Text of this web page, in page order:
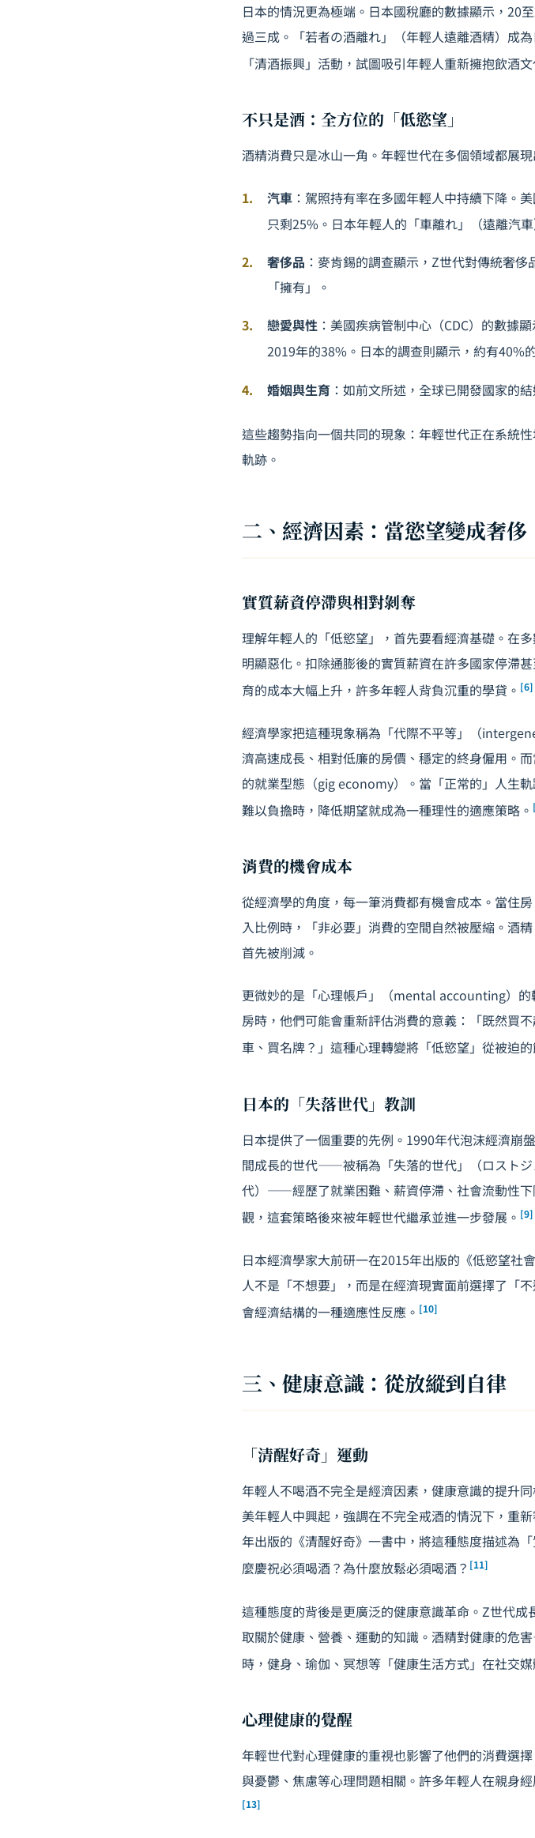
日本的情況更為極端。日本國稅廳的數據顯示，20
過三成。「若者の酒離れ」（年輕人遠離酒精）成
「清酒振興」活動，試圖吸引年輕人重新擁抱飲
不只是酒：全方位的「低慾望」
酒精消費只是冰山一角。年輕世代在多個領域都展現
汽車 ：駕照持有率在多國年輕人中持續下降。
只剩25%。日本年輕人的「車離れ」（遠離汽
奢侈品 ：麥肯錫的調查顯示，Z世代對傳統奢
「擁有」。
戀愛與性 ：美國疾病管制中心（CDC）的數據
2019年的38%。日本的調查則顯示，約有40%
婚姻與生育 ：如前文所述，全球已開發國家的
這些趨勢指向一個共同的現象：年輕世代正在系統
軌跡。
二、經濟因素：當慾望變成奢侈
實質薪資停滯與相對剝奪
理解年輕人的「低慾望」，首先要看經濟基礎。在
明顯惡化。扣除通膨後的實質薪資在許多國家停滯
育的成本大幅上升，許多年輕人背負沉重的學貸。 [6]
經濟學家把這種現象稱為「代際不平等」（
濟高速成長、相對低廉的房價、穩定的終身僱用。
的就業型態（gig economy）。當「正常的」人生
難以負擔時，降低期望就成為一種理性的適應策略。
消費的機會成本
從經濟學的角度，每一筆消費都有機會成本。當住
入比例時，「非必要」消費的空間自然被壓縮。酒
首先被削減。
更微妙的是「心理帳戶」（mental accounting）
房時，他們可能會重新評估消費的意義：「既然買
車、買名牌？」這種心理轉變將「低慾望」從被迫
日本的「失落世代」教訓
日本提供了一個重要的先例。1990年代泡沫經濟崩
間成長的世代——被稱為「失落的世代」（ロスト
代）——經歷了就業困難、薪資停滯、社會流動性
觀，這套策略後來被年輕世代繼承並進一步發展。 [9]
日本經濟學家大前研一在2015年出版的《低慾望社
人不是「不想要」，而是在經濟現實面前選擇了「
會經濟結構的一種適應性反應。 [10]
三、健康意識：從放縱到自律
「清醒好奇」運動
年輕人不喝酒不完全是經濟因素，健康意識的提升
美年輕人中興起，強調在不完全戒酒的情況下，重
年出版的《清醒好奇》一書中，將這種態度描述
麼慶祝必須喝酒？為什麼放鬆必須喝酒？ [11]
這種態度的背後是更廣泛的健康意識革命。Z世代
取關於健康、營養、運動的知識。酒精對健康的
時，健身、瑜伽、冥想等「健康生活方式」在社交
心理健康的覺醒
年輕世代對心理健康的重視也影響了他們的消費選
與憂鬱、焦慮等心理問題相關。許多年輕人在親身
[13]